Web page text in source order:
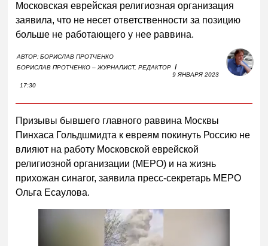
Московская еврейская религиозная организация
заявила, что не несет ответственности за позицию
больше не работающего у нее раввина.
АВТОР:БОРИСЛАВ ПРОТЧЕНКО
БОРИСЛАВ ПРОТЧЕНКО – ЖУРНАЛИСТ, РЕДАКТОР I
9 ЯНВАРЯ 2023
17:30
Призывы бывшего главного раввина Москвы
Пинхаса Гольдшмидта к евреям покинуть Россию не
влияют на работу Московской еврейской
религиозной организации (МЕРО) и на жизнь
прихожан синагог, заявила пресс-секретарь МЕРО
Ольга Есаулова.